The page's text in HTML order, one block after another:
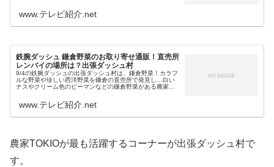
ュの最新の出張ダッシュ村は...
www.テレビ紹介.net
鉄腕ダッシュ 鎌倉野菜のお取り寄せ通販！直売所
レンバイの場所は？出張ダッシュ村
9/4の鉄腕ダッシュの出張ダッシュ村は、鎌倉野菜！カラフ
ルな野菜や珍しい西洋野菜を鎌倉の直売所で発見し…白い
ナスやクリーム色のピーマンなどの鎌倉野菜がある農家へ
12日放送・宮城の巨大パプ...
www.テレビ紹介.net
農家TOKIOが最も活躍するコーナーが出張ダッシュ村で
す。